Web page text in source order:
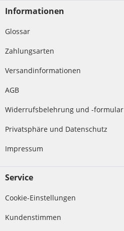
Informationen
Glossar
Zahlungsarten
Versandinformationen
AGB
Widerrufsbelehrung und -formular
Privatsphäre und Datenschutz
Impressum
Service
Cookie-Einstellungen
Kundenstimmen